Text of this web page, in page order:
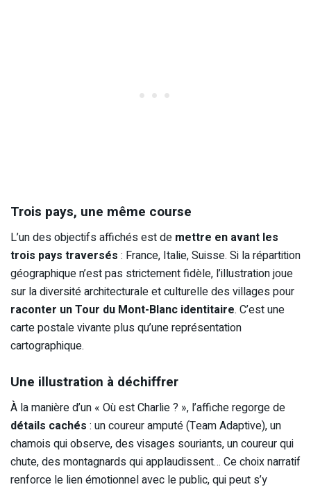
Trois pays, une même course
L’un des objectifs affichés est de mettre en avant les
trois pays traversés : France, Italie, Suisse. Si la répartition
géographique n’est pas strictement fidèle, l’illustration joue
sur la diversité architecturale et culturelle des villages pour
raconter un Tour du Mont-Blanc identitaire. C’est une
carte postale vivante plus qu’une représentation
cartographique.
Une illustration à déchiffrer
À la manière d’un « Où est Charlie ? », l’affiche regorge de
détails cachés : un coureur amputé (Team Adaptive), un
chamois qui observe, des visages souriants, un coureur qui
chute, des montagnards qui applaudissent… Ce choix narratif
renforce le lien émotionnel avec le public, qui peut s’y